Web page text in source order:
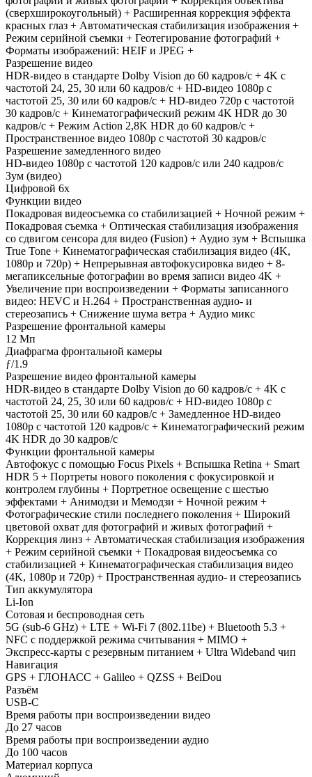
(сверхширокоугольный) + Расширенная коррекция эффекта
красных глаз + Автоматическая стабилизация изображения +
Режим серийной съемки + Геотегирование фотографий +
Форматы изображений: HEIF и JPEG +
Разрешение видео
HDR‑видео в стандарте Dolby Vision до 60 кадров/ с + 4K с
частотой 24, 25, 30 или 60 кадров/ с + HD-видео 1080p с
частотой 25, 30 или 60 кадров/ с + HD-видео 720p с частотой
30 кадров/ с + Кинематографический режим 4K HDR до 30
кадров/ с + Режим Action 2,8K HDR до 60 кадров/ с +
Пространственное видео 1080p с частотой 30 кадров/ с
Разрешение замедленного видео
HD-видео 1080р c частотой 120 кадров/ с или 240 кадров/ с
Зум (видео)
Цифровой 6х
Функции видео
Покадровая видеосъемка со стабилизацией + Ночной режим +
Покадровая съемка + Оптическая стабилизация изображения
со сдвигом сенсора для видео (Fusion) + Аудио зум + Вспышка
True Tone + Кинематографическая стабилизация видео (4K,
1080p и 720p) + Непрерывная автофокусировка видео + 8-
мегапиксельные фотографии во время записи видео 4K +
Увеличение при воспроизведении + Форматы записанного
видео: HEVC и H.264 + Пространственная аудио- и
стереозапись + Снижение шума ветра + Аудио микс
Разрешение фронтальной камеры
12 Мп
Диафрагма фронтальной камеры
ƒ/1.9
Разрешение видео фронтальной камеры
HDR‑видео в стандарте Dolby Vision до 60 кадров/ с + 4K с
частотой 24, 25, 30 или 60 кадров/ с + HD-видео 1080p с
частотой 25, 30 или 60 кадров/ с + Замедленное HD-видео
1080р c частотой 120 кадров/ с + Кинематографический режим
4K HDR до 30 кадров/ с
Функции фронтальной камеры
Автофокус с помощью Focus Pixels + Вспышка Retina + Smart
HDR 5 + Портреты нового поколения с фокусировкой и
контролем глубины + Портретное освещение с шестью
эффектами + Анимодзи и Мемодзи + Ночной режим +
Фотографические стили последнего поколения + Широкий
цветовой охват для фотографий и живых фотографий +
Коррекция линз + Автоматическая стабилизация изображения
+ Режим серийной съемки + Покадровая видеосъемка со
стабилизацией + Кинематографическая стабилизация видео
(4K, 1080p и 720p) + Пространственная аудио- и стереозапись
Тип аккумулятора
Li-Ion
Сотовая и беспроводная сеть
5G (sub‑6 GHz) + LTE + Wi-Fi 7 (802.11be) + Bluetooth 5.3 +
NFC с поддержкой режима считывания + MIMO +
Экспресс‑карты с резервным питанием + Ultra Wideband чип
Навигация
GPS + ГЛОНАСС + Galileo + QZSS + BeiDou
Разъём
USB‑C
Время работы при воспроизведении видео
До 27 часов
Время работы при воспроизведении аудио
До 100 часов
Материал корпуса